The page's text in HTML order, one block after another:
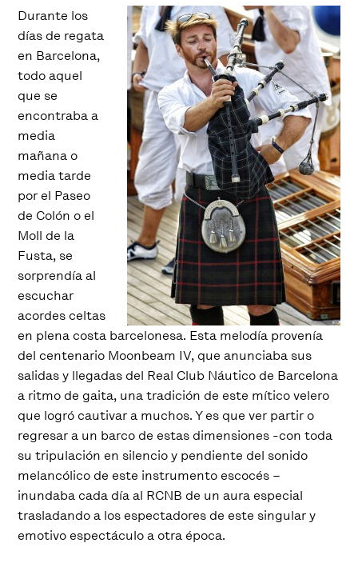
Durante los
días de regata
en Barcelona,
todo aquel
que se
encontraba a
media
mañana o
media tarde
por el Paseo
de Colón o el
Moll de la
Fusta, se
sorprendía al
escuchar
acordes celtas
en plena costa barcelonesa. Esta melodía provenía
del centenario Moonbeam IV, que anunciaba sus
salidas y llegadas del Real Club Náutico de Barcelona
a ritmo de gaita, una tradición de este mítico velero
que logró cautivar a muchos. Y es que ver partir o
regresar a un barco de estas dimensiones -con toda
su tripulación en silencio y pendiente del sonido
melancólico de este instrumento escocés –
inundaba cada día al RCNB de un aura especial
trasladando a los espectadores de este singular y
emotivo espectáculo a otra época.